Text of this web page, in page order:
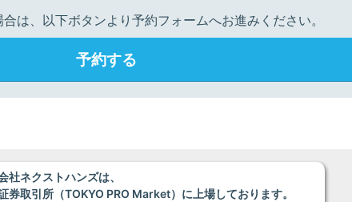
は、以下ボタンより予約フォームへお進みください。
予約する
社ネクストハンズは、
券取引所（TOKYO PRO Market）に上場しております。